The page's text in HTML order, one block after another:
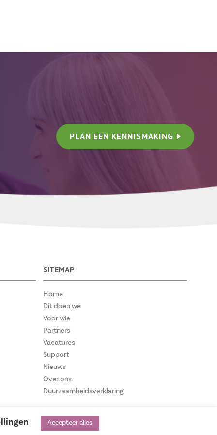
PLAN EEN KENNISMAKING
SITEMAP
Home
Dit doen we
Voor wie
Partners
Vacatures
Support
Nieuws
Over ons
Duurzaamheidsverklaring
Accepteer alles